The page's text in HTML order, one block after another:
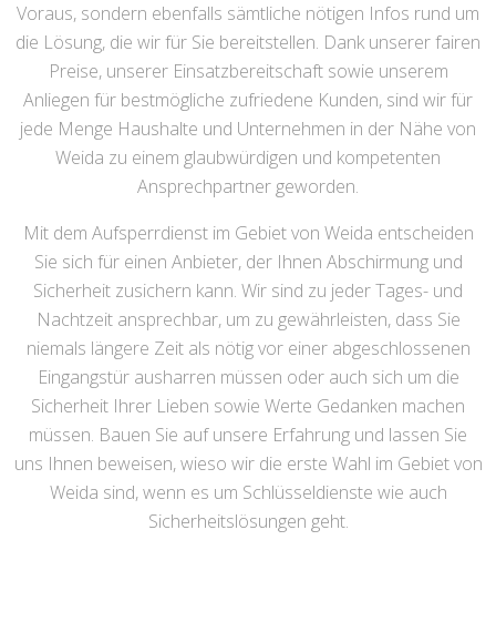
Voraus, sondern ebenfalls sämtliche nötigen Infos rund um
die Lösung, die wir für Sie bereitstellen. Dank unserer fairen
Preise, unserer Einsatzbereitschaft sowie unserem
Anliegen für bestmögliche zufriedene Kunden, sind wir für
jede Menge Haushalte und Unternehmen in der Nähe von
Weida zu einem glaubwürdigen und kompetenten
Ansprechpartner geworden.
Mit dem Aufsperrdienst im Gebiet von Weida entscheiden
Sie sich für einen Anbieter, der Ihnen Abschirmung und
Sicherheit zusichern kann. Wir sind zu jeder Tages- und
Nachtzeit ansprechbar, um zu gewährleisten, dass Sie
niemals längere Zeit als nötig vor einer abgeschlossenen
Eingangstür ausharren müssen oder auch sich um die
Sicherheit Ihrer Lieben sowie Werte Gedanken machen
müssen. Bauen Sie auf unsere Erfahrung und lassen Sie
uns Ihnen beweisen, wieso wir die erste Wahl im Gebiet von
Weida sind, wenn es um Schlüsseldienste wie auch
Sicherheitslösungen geht.